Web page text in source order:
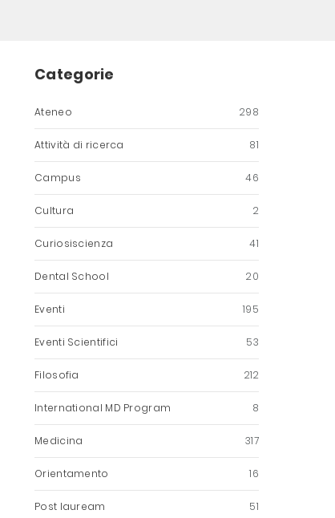
Categorie
Ateneo 298
Attività di ricerca 81
Campus 46
Cultura 2
Curiosiscienza 41
Dental School 20
Eventi 195
Eventi Scientifici 53
Filosofia 212
International MD Program 8
Medicina 317
Orientamento 16
Post lauream 51